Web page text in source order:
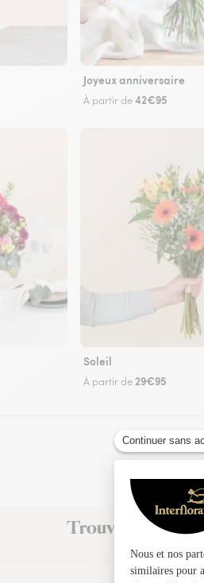
Joyeux anniversaire
À partir de42€95
Soleil
À partir de 29€95
Trouvez un